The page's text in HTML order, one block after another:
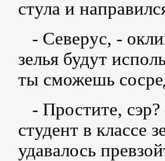
стула и
- Северус, -
зелья будут
ты сможешь
- Простите,
студент в классе
удавалось